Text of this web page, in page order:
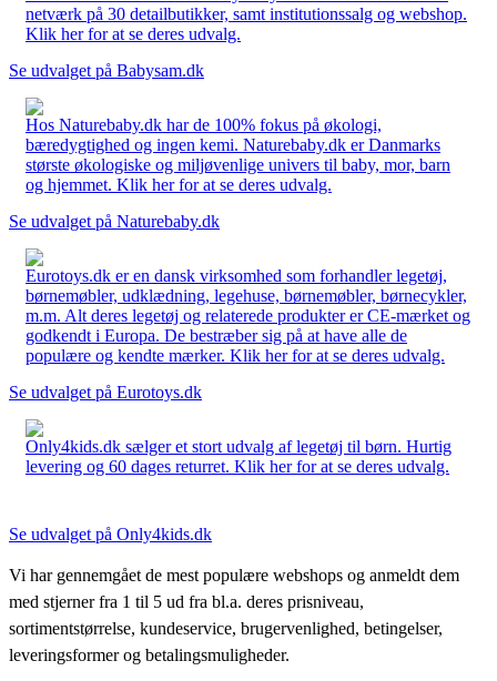
netværk på 30 detailbutikker, samt institutionssalg og webshop.
Klik her for at se deres udvalg.
Se udvalget på Babysam.dk
Hos Naturebaby.dk har de 100% fokus på økologi,
bæredygtighed og ingen kemi. Naturebaby.dk er Danmarks
største økologiske og miljøvenlige univers til baby, mor, barn
og hjemmet. Klik her for at se deres udvalg.
Se udvalget på Naturebaby.dk
Eurotoys.dk er en dansk virksomhed som forhandler legetøj,
børnemøbler, udklædning, legehuse, børnemøbler, børnecykler,
m.m. Alt deres legetøj og relaterede produkter er CE-mærket og
godkendt i Europa. De bestræber sig på at have alle de
populære og kendte mærker. Klik her for at se deres udvalg.
Se udvalget på Eurotoys.dk
Only4kids.dk sælger et stort udvalg af legetøj til børn. Hurtig
levering og 60 dages returret. Klik her for at se deres udvalg.
Se udvalget på Only4kids.dk
Vi har gennemgået de mest populære webshops og anmeldt dem
med stjerner fra 1 til 5 ud fra bl.a. deres prisniveau,
sortimentstørrelse, kundeservice, brugervenlighed, betingelser,
leveringsformer og betalingsmuligheder.